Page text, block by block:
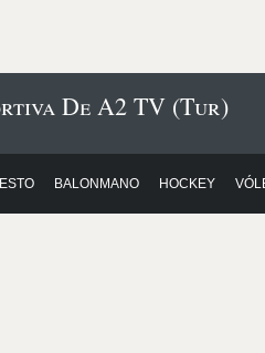
De A2 TV (Tur)
BALONMANO HOCKEY